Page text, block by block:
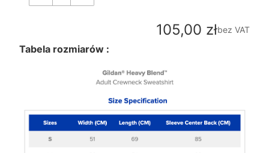
Cena
105,00 złbez VAT
Tabela rozmiarów :